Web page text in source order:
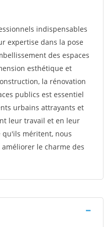
indispensables
expertise dans la pose
des espaces
esthétique et
la rénovation
publics est essentiel
urbains attrayants et
leur travail et en leur
qu'ils méritent, nous
le charme des